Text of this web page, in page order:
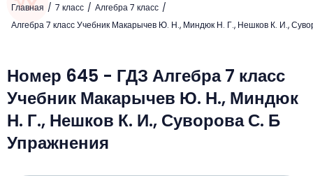
Главная 7 класс
Алгебра 7 класс
Алгебра 7 класс Учебник Макарычев Ю. Н., Миндюк Н. Г., Нешков К. И.,
1 класс
Русский язык
Литературное чтение
Окружающий мир
Математика
Английский язык
Информатика
3 класс
Музыка
Окружающий мир
4 класс
Английский язык
Номер 645 - ГДЗ Алгебра 7 класс
Учебник Макарычев Ю. Н., Миндюк
Н. Г., Нешков К. И., Суворова С. Б
Упражнения